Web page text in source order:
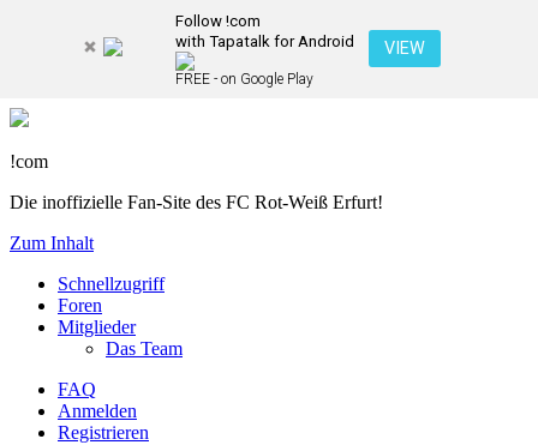
Follow !com
with Tapatalk for Android
FREE - on Google Play
VIEW
!com
Die inoffizielle Fan-Site des FC Rot-Weiß Erfurt!
Zum Inhalt
Schnellzugriff
Foren
Mitglieder
Das Team
FAQ
Anmelden
Registrieren